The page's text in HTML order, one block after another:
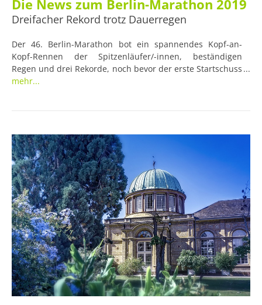
Die News zum Berlin-Marathon 2019
Dreifacher Rekord trotz Dauerregen
Der 46. Berlin-Marathon bot ein spannendes Kopf-an-
Kopf-Rennen der Spitzenläufer/-innen, beständigen
Regen und drei Rekorde, noch bevor der erste Startschuss
fiel, sowie einen knapp verpassten Weltrekord.
mehr...